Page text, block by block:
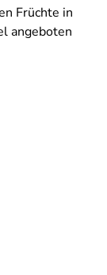
Früchte in
angeboten